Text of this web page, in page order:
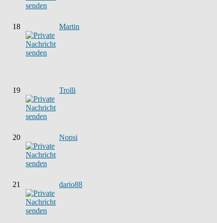
18 Martin
19 Trolli
20 Nopsi
21 dario88